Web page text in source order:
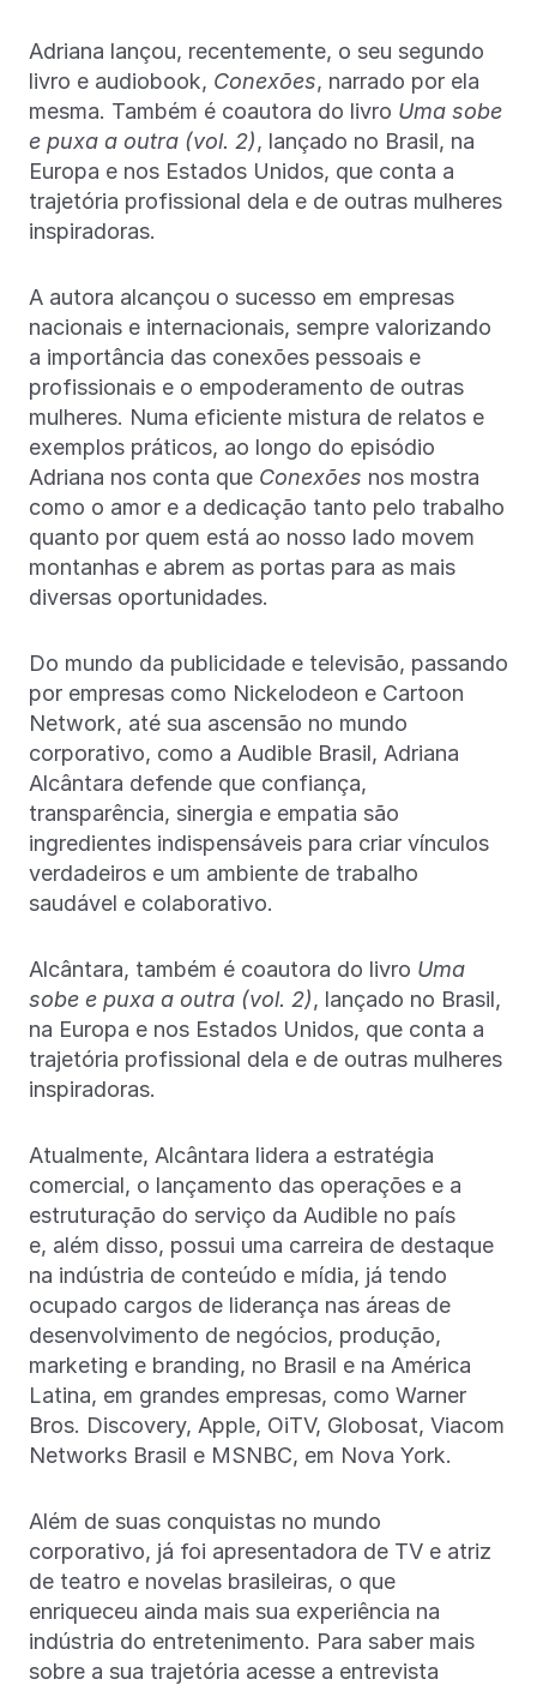
Adriana lançou, recentemente, o seu segundo
livro e audiobook, Conexões, narrado por ela
mesma. Também é coautora do livro Uma sobe
e puxa a outra (vol. 2), lançado no Brasil, na
Europa e nos Estados Unidos, que conta a
trajetória profissional dela e de outras mulheres
inspiradoras.
A autora alcançou o sucesso em empresas
nacionais e internacionais, sempre valorizando
a importância das conexões pessoais e
profissionais e o empoderamento de outras
mulheres. Numa eficiente mistura de relatos e
exemplos práticos, ao longo do episódio
Adriana nos conta que Conexões nos mostra
como o amor e a dedicação tanto pelo trabalho
quanto por quem está ao nosso lado movem
montanhas e abrem as portas para as mais
diversas oportunidades.
Do mundo da publicidade e televisão, passando
por empresas como Nickelodeon e Cartoon
Network, até sua ascensão no mundo
corporativo, como a Audible Brasil, Adriana
Alcântara defende que confiança,
transparência, sinergia e empatia são
ingredientes indispensáveis para criar vínculos
verdadeiros e um ambiente de trabalho
saudável e colaborativo.
Alcântara, também é coautora do livro Uma
sobe e puxa a outra (vol. 2), lançado no Brasil,
na Europa e nos Estados Unidos, que conta a
trajetória profissional dela e de outras mulheres
inspiradoras.
Atualmente, Alcântara lidera a estratégia
comercial, o lançamento das operações e a
estruturação do serviço da Audible no país
e, além disso, possui uma carreira de destaque
na indústria de conteúdo e mídia, já tendo
ocupado cargos de liderança nas áreas de
desenvolvimento de negócios, produção,
marketing e branding, no Brasil e na América
Latina, em grandes empresas, como Warner
Bros. Discovery, Apple, OiTV, Globosat, Viacom
Networks Brasil e MSNBC, em Nova York.
Além de suas conquistas no mundo
corporativo, já foi apresentadora de TV e atriz
de teatro e novelas brasileiras, o que
enriqueceu ainda mais sua experiência na
indústria do entretenimento. Para saber mais
sobre a sua trajetória acesse a entrevista